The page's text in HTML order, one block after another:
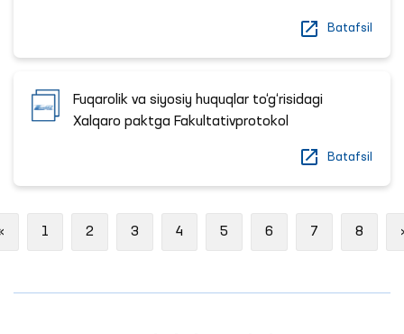
Batafsil
Fuqarolik va siyosiy huquqlar to‘g‘risidagi
Xalqaro paktga Fakultativprotokol
Batafsil
Previous
1 2 3 4 5 6 7 8